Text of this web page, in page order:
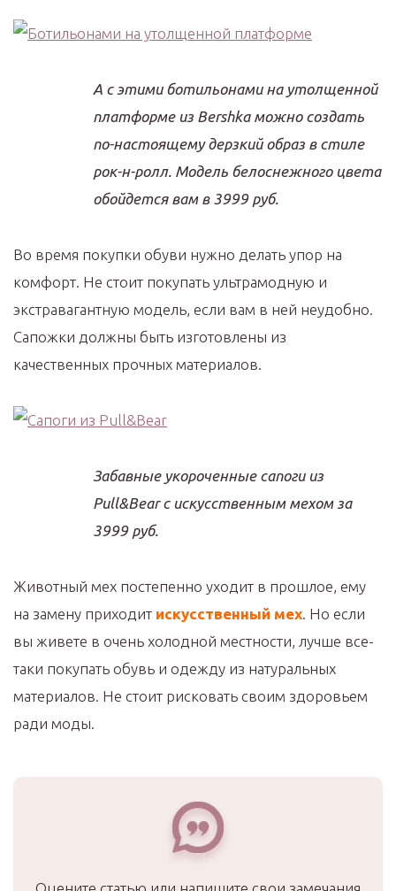
А с этими ботильонами на утолщенной
платформе из Bershka можно создать
по-настоящему дерзкий образ в стиле
рок-н-ролл. Модель белоснежного цвета
обойдется вам в 3999 руб.
Во время покупки обуви нужно делать упор на
комфорт. Не стоит покупать ультрамодную и
экстравагантную модель, если вам в ней неудобно.
Сапожки должны быть изготовлены из
качественных прочных материалов.
Забавные укороченные сапоги из
Pull&Bear с искусственным мехом за
3999 руб.
Животный мех постепенно уходит в прошлое, ему
на замену приходит искусственный мех. Но если
вы живете в очень холодной местности, лучше все-
таки покупать обувь и одежду из натуральных
материалов. Не стоит рисковать своим здоровьем
ради моды.